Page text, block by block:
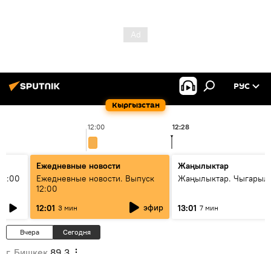
Кыргызстан
РУС
12:00 12:28
Ежедневные новости
Ежедневные новости. Выпуск
12:00
12:01 3 мин эфир
Жаңылыктар
Жаңылыктар.
13:01 7 мин
Вчера Сегодня